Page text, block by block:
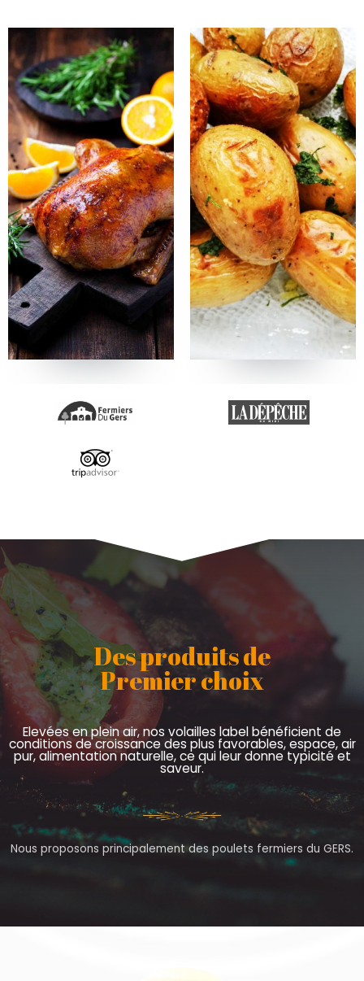
Des produits de
Premier choix
Elevées en plein air, nos volailles label bénéficient de
conditions de croissance des plus favorables, espace, air
pur, alimentation naturelle, ce qui leur donne typicité et
saveur.
Nous proposons principalement des poulets fermiers du GERS.